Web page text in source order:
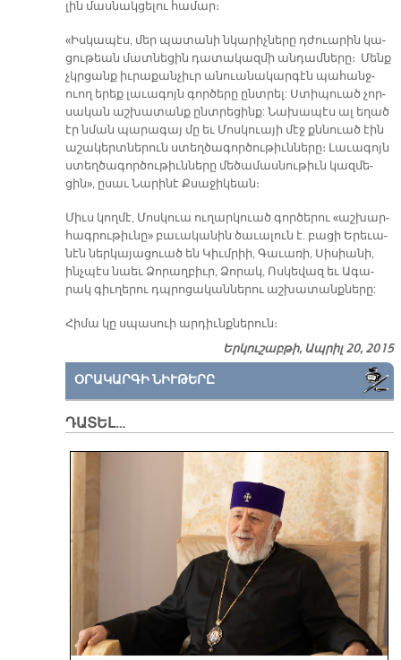
լին մաս­նակ­ցե­լու հա­մար։
«Իս­կա­պէս, մեր պա­տա­նի նկա­րիչ­նե­րը դժուա­րին կա­
ցու­թեան մատ­նե­ցին դա­տա­կազ­մի ան­դամ­նե­րը։ Մենք
չկրցանք իւ­րա­քանչ­իւր ան­ուա­նա­կար­գէն պա­հանջ­
ուող ե­րեք լա­ւա­գոյն գոր­ծե­րը ընտ­րել: Ստիպ­ուած չոր­
սա­կան աշ­խա­տանք ընտ­րե­ցինք: Նա­խա­պէս ալ ե­ղած
էր նման պա­րա­գայ մը եւ Մոս­կուա­յի մէջ քննուած էին
ա­շա­կերտ­նե­րուն ստեղ­ծա­գոր­ծու­թիւն­նե­րը։ Լա­ւա­գոյն
ստեղ­ծա­գոր­ծու­թիւն­նե­րը մե­ծա­մաս­նու­թիւն կազ­մե­
ցին», ը­սաւ Նա­րի­նէ Քսա­ջի­կեան։
Միւս կող­մէ, Մոսկ­ուա ու­ղարկ­ուած գոր­ծե­րու «աշ­խար­
հագ­րու­թիւ­նը» բա­ւա­կա­նին ծա­ւա­լուն է. բա­ցի Եր­ե­ւա­
նէն ներ­կա­յաց­ուած են Կիւմ­րիի, Գա­ւա­ռի, Սի­սիա­նի,
ինչ­պէս նաեւ Ձո­րաղբ­իւր, Ձո­րակ, Ոս­կե­վազ եւ Ա­գա­
րակ գիւ­ղե­րու դպրո­ցա­կան­նե­րու աշ­խա­տանք­նե­րը:
Հիմա կը սպասուի արդիւնքներուն։
Երկուշաբթի, Ապրիլ 20, 2015
ՕՐԱԿԱՐԳԻ ՆԻՒԹԵՐԸ
ԴԱՏԵԼ…